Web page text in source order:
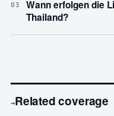
03
Wann erfolgen die
Thailand?
→Related coverage